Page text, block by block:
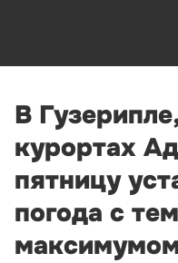
В
курортах
пятницу
погода с